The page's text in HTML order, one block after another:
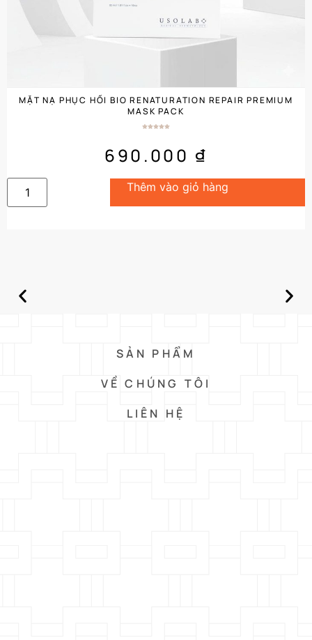
MẶT NẠ PHỤC HỒI BIO RENATURATION REPAIR PREMIUM
MASK PACK
690.000 ₫
Thêm vào giỏ hàng
SẢN PHẨM
VỀ CHÚNG TÔI
LIÊN HỆ